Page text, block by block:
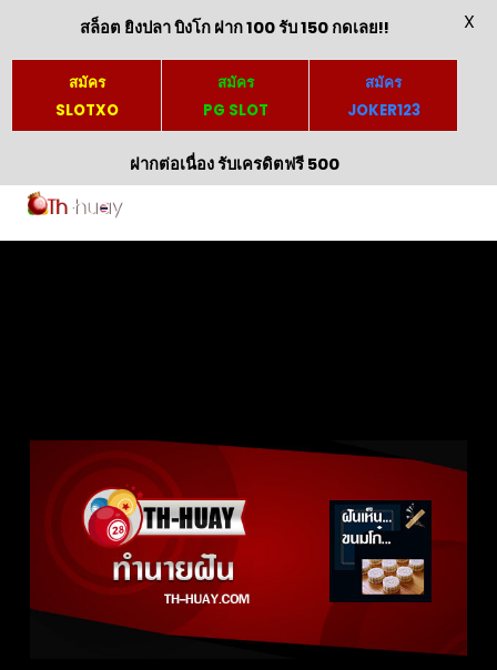
Skip
content
สล็อต ยิงปลา บิงโก ฝาก 100 รับ 150 กดเลย!!
สมัคร
SLOTXO
สมัคร
PG SLOT
สมัคร
JOKER123
ฝากต่อเนื่อง รับเครดิตฟรี 500
X